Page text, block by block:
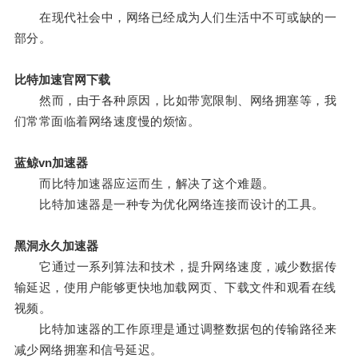
在现代社会中，网络已经成为人们生活中不可或缺的一
部分。
比特加速官网下载
然而，由于各种原因，比如带宽限制、网络拥塞等，我
们常常面临着网络速度慢的烦恼。
蓝鲸vn加速器
而比特加速器应运而生，解决了这个难题。
比特加速器是一种专为优化网络连接而设计的工具。
黑洞永久加速器
它通过一系列算法和技术，提升网络速度，减少数据传
输延迟，使用户能够更快地加载网页、下载文件和观看在线
视频。
比特加速器的工作原理是通过调整数据包的传输路径来
减少网络拥塞和信号延迟。